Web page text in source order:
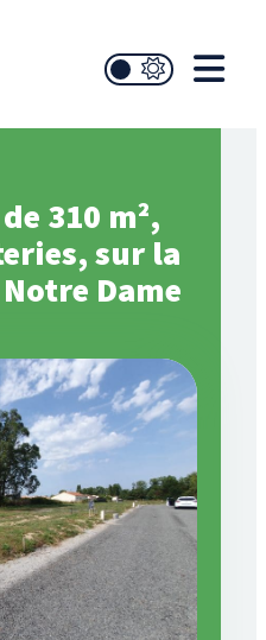
310 m²,
sur la
Dame